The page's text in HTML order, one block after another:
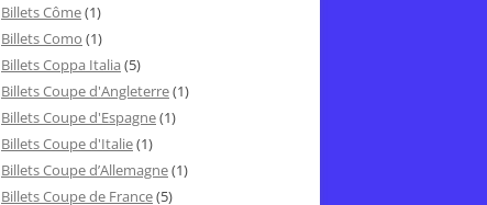
Billets Côme(1)
Billets Como (1)
Billets Coppa Italia (5)
Billets Coupe d'Angleterre(1)
Billets Coupe d'Espagne(1)
Billets Coupe d'Italie(1)
Billets Coupe d’Allemagne(1)
Billets Coupe de France(5)